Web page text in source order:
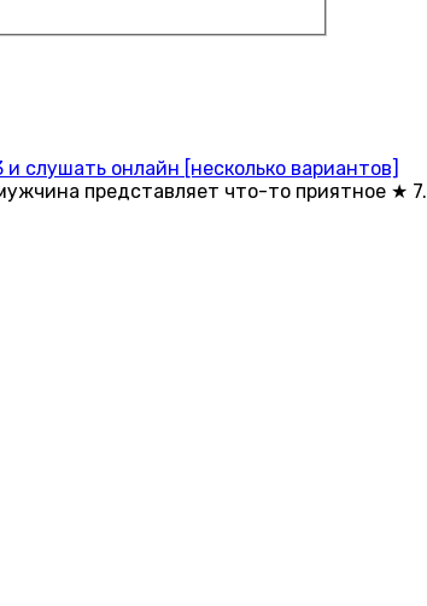
слушать онлайн [несколько вариантов]
представляет что-то приятное ★ 7.